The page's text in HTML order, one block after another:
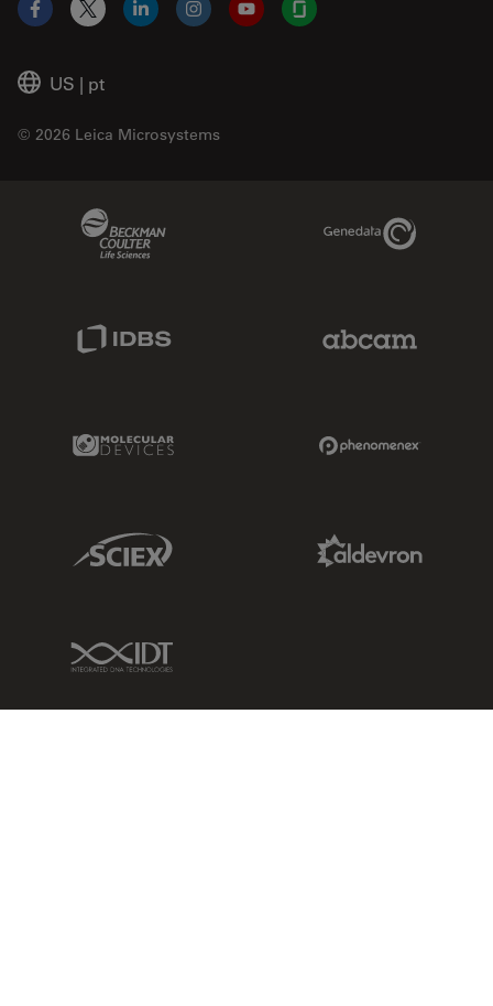
US | pt
© 2026 Leica Microsystems
Facebook
X LinkedInInstagramYouTubeGlassdoor
Genedata Link
Molecular Devices Link
Sciex Link
IDT Link